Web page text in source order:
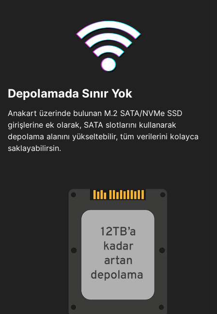
Depolamada Sınır Yok
Anakart üzerinde bulunan M.2 SATA/NVMe SSD
girişlerine ek olarak, SATA slotlarını kullanarak
depolama alanını yükseltebilir, tüm verilerini kolayca
saklayabilirsin.